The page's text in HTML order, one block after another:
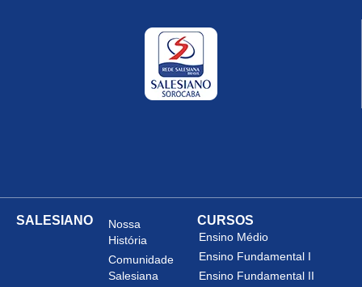
SALESIANO
Nossa
História
Comunidade
Salesiana
CURSOS
Ensino Médio
Ensino Fundamental I
Ensino Fundamental II